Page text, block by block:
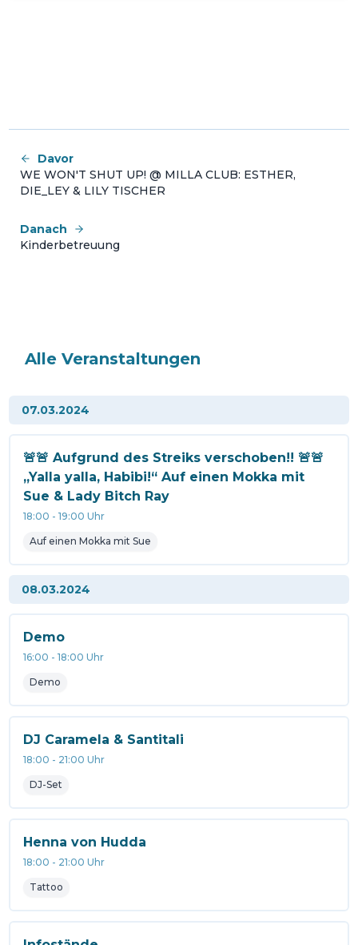
Davor
WE WON'T SHUT UP! @ MILLA CLUB: ESTHER,
DIE_LEY & LILY TISCHER
Danach
Kinderbetreuung
Alle Veranstaltungen
07.03.2024
🚨🚨 Aufgrund des Streiks verschoben!! 🚨🚨
„Yalla yalla, Habibi!“ Auf einen Mokka mit
Sue & Lady Bitch Ray
18:00 -19:00 Uhr
Auf einen Mokka mit Sue
08.03.2024
Demo
16:00 -18:00 Uhr
Demo
DJ Caramela & Santitali
18:00 - 21:00 Uhr
DJ-Set
Henna von Hudda
18:00 - 21:00 Uhr
Tattoo